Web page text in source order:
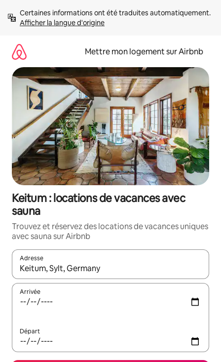
directement
Afficher la langue d'origine
Mettre mon logement sur Airbnb
Keitum : locations de vacances avec
sauna
Trouvez et réservez des locations de vacances uniques
avec sauna sur Airbnb
Adresse
Lorsque les résultats s'affichent, utilisez les flèches vers le
Arrivée
Départ